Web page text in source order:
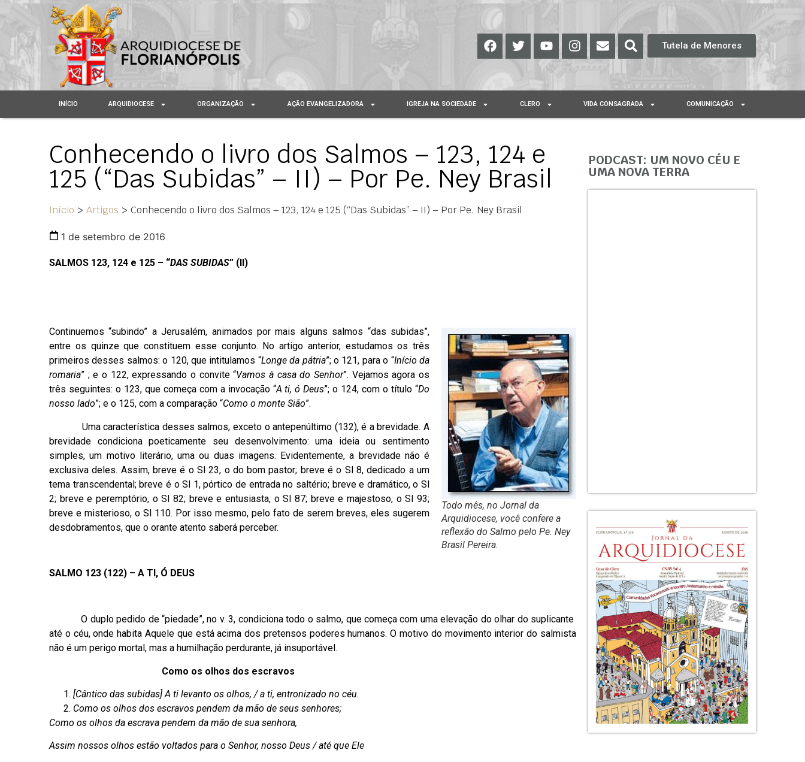
Tutela de Menores
INÍCIO ARQUIDIOCESE ORGANIZAÇÃO AÇÃO EVANGELIZADORA IGREJA NA SOCIEDADE CLERO VIDA CONSAGRADA COMUNICAÇÃO
Conhecendo o livro dos Salmos – 123, 124 e
125 (“Das Subidas” – II) – Por Pe. Ney Brasil
Início > Artigos > Conhecendo o livro dos Salmos – 123, 124 e 125 (“Das Subidas” – II) – Por Pe. Ney Brasil
1 de setembro de 2016
SALMOS 123, 124 e 125 – “DAS SUBIDAS” (II)
Todo mês, no Jornal da
Arquidiocese, você confere a
reflexão do Salmo pelo Pe. Ney
Brasil Pereira.
Continuemos “subindo” a Jerusalém, animados por mais alguns salmos “das subidas”,
entre os quinze que constituem esse conjunto. No artigo anterior, estudamos os três
primeiros desses salmos: o 120, que intitulamos “Longe da pátria”; o 121, para o “Início da
romaria” ; e o 122, expressando o convite “Vamos à casa do Senhor”. Vejamos agora os
três seguintes: o 123, que começa com a invocação “A ti, ó Deus”; o 124, com o título “Do
nosso lado”; e o 125, com a comparação “Como o monte Sião”.
Uma característica desses salmos, exceto o antepenúltimo (132), é a brevidade. A
brevidade condiciona poeticamente seu desenvolvimento: uma ideia ou sentimento
simples, um motivo literário, uma ou duas imagens. Evidentemente, a brevidade não é
exclusiva deles. Assim, breve é o Sl 23, o do bom pastor; breve é o Sl 8, dedicado a um
tema transcendental; breve é o Sl 1, pórtico de entrada no saltério; breve e dramático, o Sl
2; breve e peremptório, o Sl 82; breve e entusiasta, o Sl 87; breve e majestoso, o Sl 93;
breve e misterioso, o Sl 110. Por isso mesmo, pelo fato de serem breves, eles sugerem
desdobramentos, que o orante atento saberá perceber.
SALMO 123 (122) – A TI, Ó DEUS
O duplo pedido de “piedade”, no v. 3, condiciona todo o salmo, que começa com uma elevação do olhar do suplicante
até o céu, onde habita Aquele que está acima dos pretensos poderes humanos. O motivo do movimento interior do salmista
não é um perigo mortal, mas a humilhação perdurante, já insuportável.
Como os olhos dos escravos
[Cântico das subidas] A ti levanto os olhos, / a ti, entronizado no céu.
Como os olhos dos escravos pendem da mão de seus senhores;
Como os olhos da escrava pendem da mão de sua senhora,
Assim nossos olhos estão voltados para o Senhor, nosso Deus / até que Ele
PODCAST: UM NOVO CÉU E
UMA NOVA TERRA